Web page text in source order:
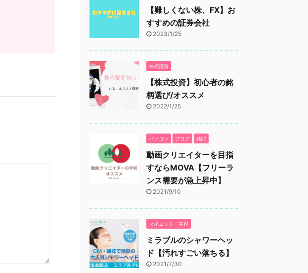
【難しくない株、FX】お
すすめの証券会社
2023/1/25
株式投資
【株式投資】初心者の銘
柄選び/オススメ
2022/1/25
パソコン ブログ 雑記
動画クリエイターを目指
すならMOVA【フリーラ
ンス需要が急上昇中】
2021/9/10
ダイエット・美容
ミラブルのシャワーヘッ
ド【汚れすごい落ちる】
2021/7/30